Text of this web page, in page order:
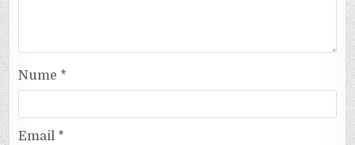
Nume *
Email *